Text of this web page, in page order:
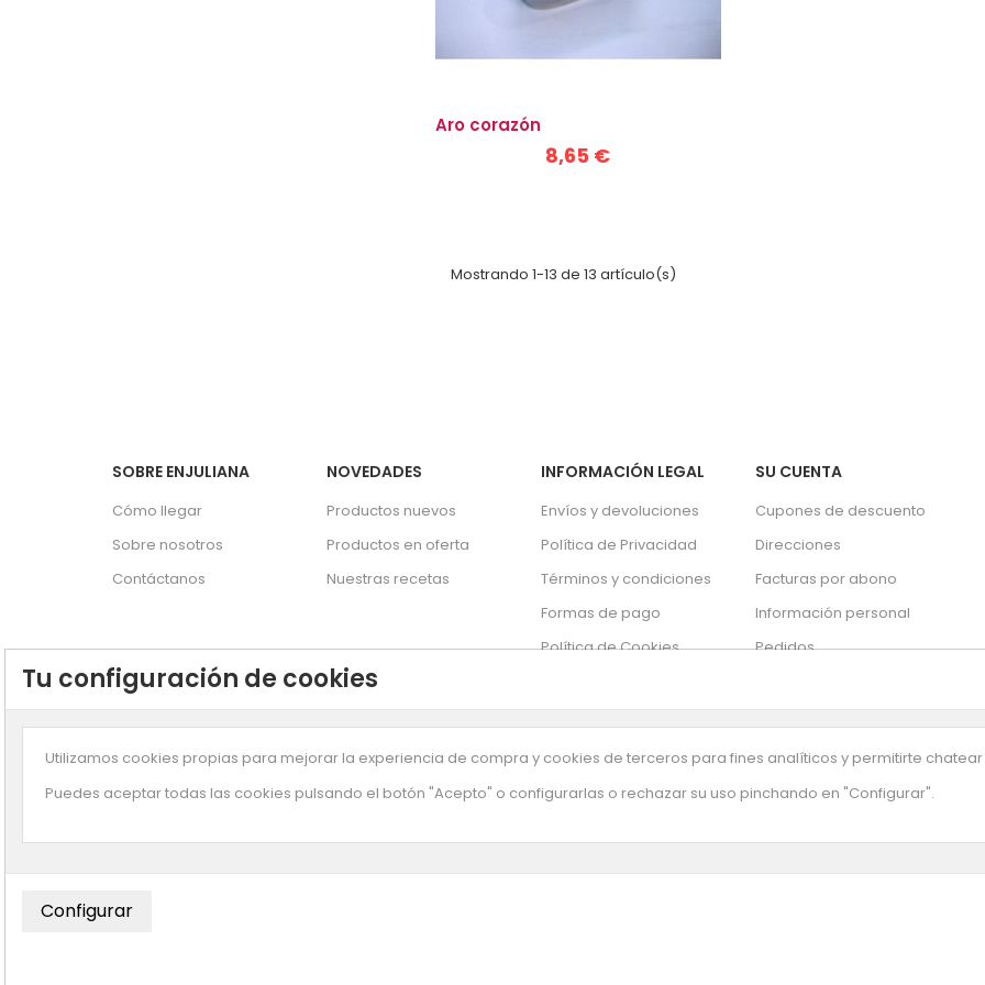
Aro corazón
8,65 €
Mostrando 1-13 de 13 artículo(s)
SOBRE ENJULIANA
Cómo llegar
Sobre nosotros
Contáctanos
NOVEDADES
Productos nuevos
Productos en oferta
Nuestras recetas
INFORMACIÓN LEGAL
Envíos y devoluciones
Política de Privacidad
Términos y condiciones
Formas de pago
Política de Cookies
SU CUENTA
Cupones de descuento
Direcciones
Facturas por abono
Información personal
Pedidos
Tu configuración de
cookies
Tu configuración de cookies
Utilizamos cookies propias para mejorar la experiencia de compra y cookies de terceros para fines analíticos y permitirte
Puedes aceptar todas las cookies pulsando el botón "Acepto" o configurarlas o rechazar su uso pinchando en "Configurar".